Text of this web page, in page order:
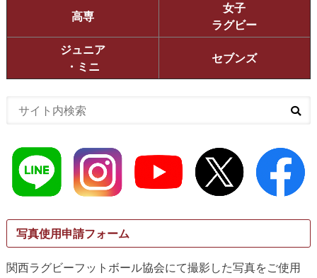
高専
女子
ラグビー
ジュニア
・ミニ
セブンズ
写真使用申請フォーム
関西ラグビーフットボール協会にて撮影した写真をご使用